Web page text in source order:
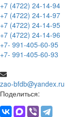
+7 (4722) 24-14-94
+7 (4722) 24-14-97
+7 (4722) 24-14-95
+7 (4722) 24-14-96
+7- 991-405-60-95
+7- 991-405-60-93
zao-bfdb@yandex.ru
Поделиться: